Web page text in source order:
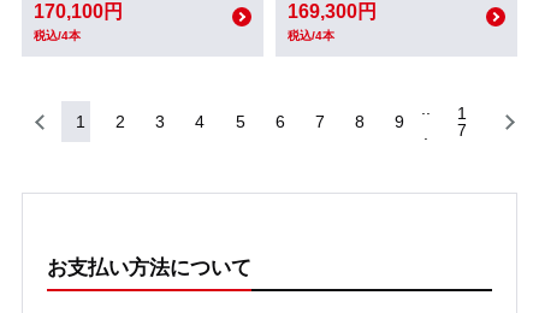
170,100円
税込/4本
169,300円
税込/4本
1 2 3 4 5 6 7 8 9
1
7
お支払い方法について